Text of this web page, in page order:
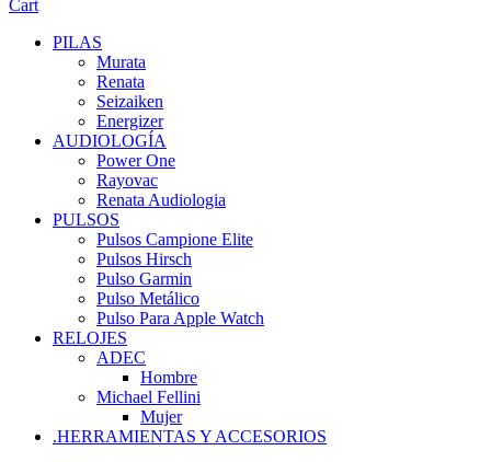
Cart
PILAS
Murata
Renata
Seizaiken
Energizer
AUDIOLOGÍA
Power One
Rayovac
Renata Audiologia
PULSOS
Pulsos Campione Elite
Pulsos Hirsch
Pulso Garmin
Pulso Metálico
Pulso Para Apple Watch
RELOJES
ADEC
Hombre
Michael Fellini
Mujer
.HERRAMIENTAS Y ACCESORIOS